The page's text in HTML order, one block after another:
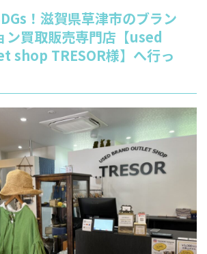
！滋賀県草津市のブラン
ン買取販売専門店【used
shop TRESOR様】へ行っ